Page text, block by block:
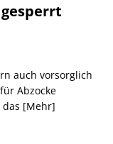
auch vorsorglich
Abzocke
[Mehr]